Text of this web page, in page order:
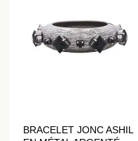
BRACELET JONC ASHIL